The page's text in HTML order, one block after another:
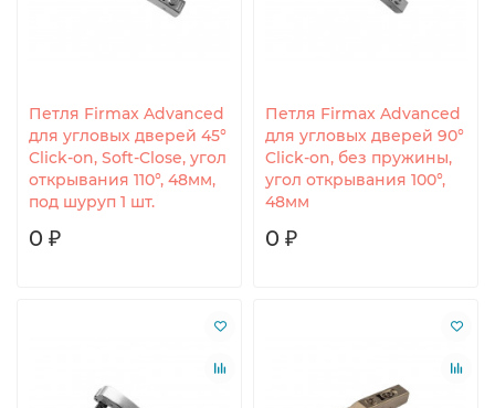
Петля Firmax Advanced
для угловых дверей 45°
Click-on, Soft-Close, угол
открывания 110°, 48мм,
под шуруп 1 шт.
0 ₽
Петля Firmax Advanced
для угловых дверей 90°
Click-on, без пружины,
угол открывания 100°,
48мм
0 ₽